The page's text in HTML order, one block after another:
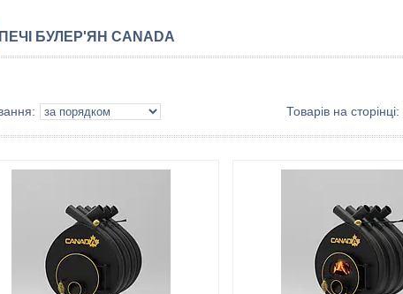
ПЕЧІ БУЛЕР'ЯН CANADA